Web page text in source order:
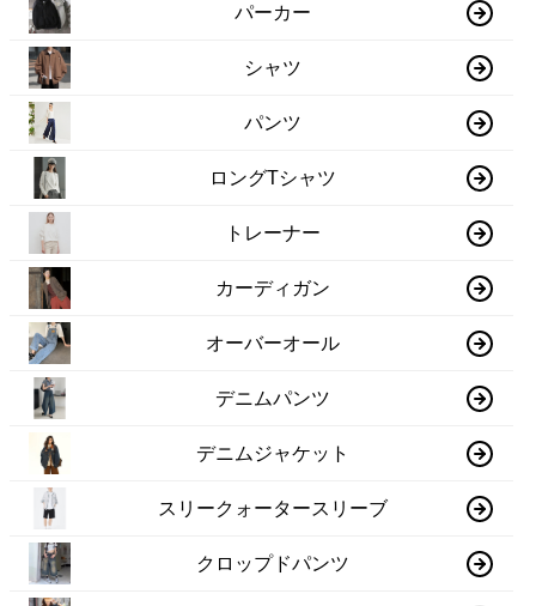
パーカー
シャツ
パンツ
ロングTシャツ
トレーナー
カーディガン
オーバーオール
デニムパンツ
デニムジャケット
スリークォータースリーブ
クロップドパンツ